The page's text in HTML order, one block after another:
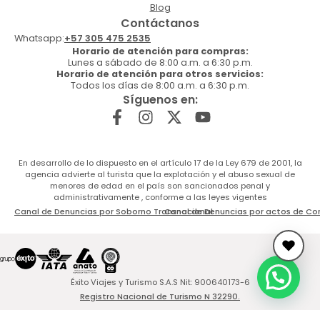
Blog
Contáctanos
Whatsapp:+57 305 475 2535
Horario de atención para compras:
Lunes a sábado de 8:00 a.m. a 6:30 p.m.
Horario de atención para otros servicios:
Todos los días de 8:00 a.m. a 6:30 p.m.
Síguenos en:
En desarrollo de lo dispuesto en el artículo 17 de la Ley 679 de 2001, la
agencia advierte al turista que la explotación y el abuso sexual de
menores de edad en el país son sancionados penal y
administrativamente , conforme a las leyes vigentes
Canal de Denuncias por Soborno TransnacionalCanal de Denuncias por actos de
Éxito Viajes y Turismo S.A.S Nit: 900640173-6
Registro Nacional de Turismo N 32290.